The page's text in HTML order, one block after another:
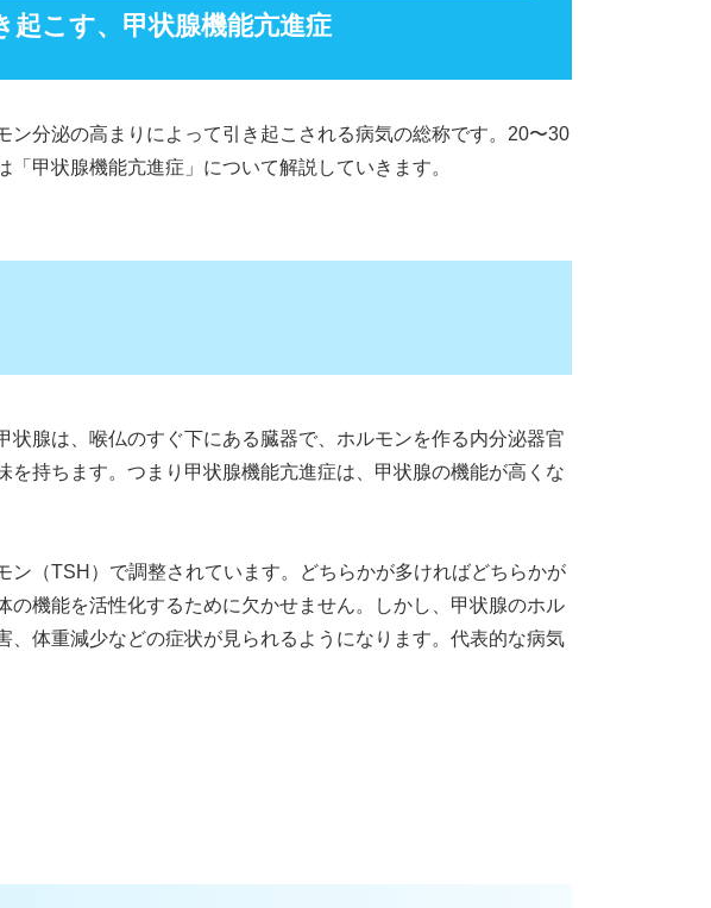
こす、甲状腺機能亢進症
ン分泌の高まりによって引き起こされる病気の総称です。20〜30
甲状腺機能亢進症」について解説していきます。
腺は、喉仏のすぐ下にある臓器で、ホルモンを作る内分泌器官
持ちます。つまり甲状腺機能亢進症は、甲状腺の機能が高くな
（TSH）で調整されています。どちらかが多ければどちらかが
機能を活性化するために欠かせません。しかし、甲状腺のホル
体重減少などの症状が見られるようになります。代表的な病気